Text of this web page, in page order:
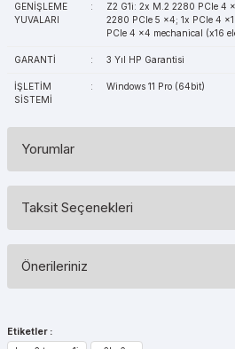
GENİŞLEME
YUVALARI
:
Z2 G1i: 2x M.2 2280 PCIe 4
2280 PCIe 5 x4; 1x PCIe 4
PCIe 4 x4 mechanical (x16
GARANTİ : 3 Yıl HP Garantisi
İŞLETİM
SİSTEMİ
: Windows 11 Pro (64bit)
Yorumlar
Taksit Seçenekleri
Önerileriniz
tarafımıza iletebilirsiniz.
Etiketler :